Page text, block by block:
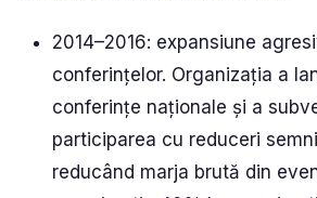
2014–2016: expansiune
conferințelor. Organizația a
conferințe naționale și a
participarea cu reduceri
reducând marja brută din